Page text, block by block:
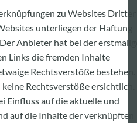
zu Websites Dritter
unterliegen der Haftung
Anbieter hat bei der
Links die fremden Inhalte
Rechtsverstöße bestehen.
Rechtsverstöße ersichtlich.
Einfluss auf die aktuelle und
auf die Inhalte der verknüpften